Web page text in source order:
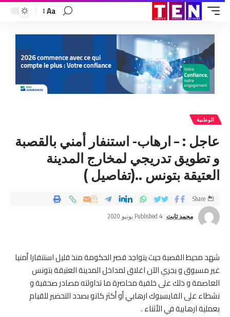
Aa
الوطنية
عاجل : – ارهاب- استنفار أمني بالقصبة
و تطويق تدريجي لمخارج المدينة
العتيقة بتونس ..(تفاصيل )
محمد ثابت Published 4 يونيو 2020
Share
شهد محيط القصبة حيث يتواجد قصر الحكومة منذ قليل استنفارا أمنيا
غير مسبوق و يجري الآن اغلاق لمداخل المدينة العتيقة بتونس
العاصمة و ذلك على خلفية محاصرة ما تداولته مصادر صحفية و
نشطاء على الفايسبوك ارهابي أو أكثر كانو بصدد التحضير للقيام
بعملية ارهابية في الأثناء .